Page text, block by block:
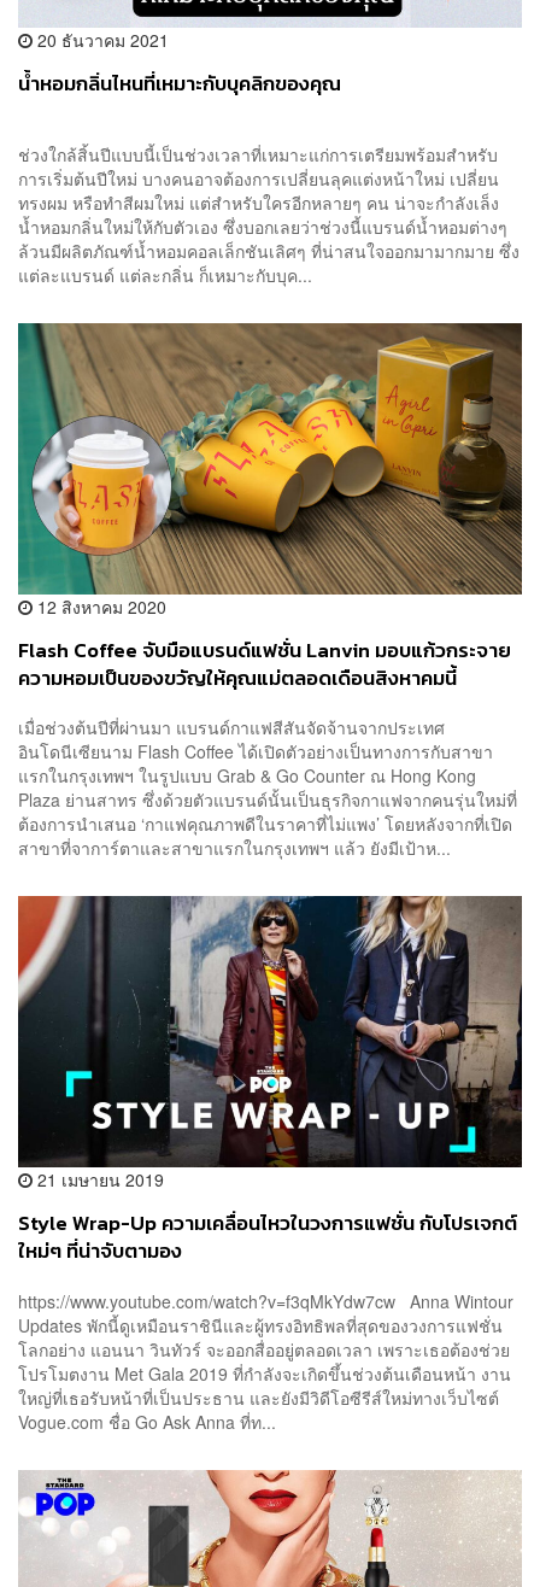
20 ธันวาคม 2021
น้ำหอมกลิ่นไหนที่เหมาะกับบุคลิกของคุณ
ช่วงใกล้สิ้นปีแบบนี้เป็นช่วงเวลาที่เหมาะแก่การเตรียมพร้อมสำหรับ
การเริ่มต้นปีใหม่ บางคนอาจต้องการเปลี่ยนลุคแต่งหน้าใหม่ เปลี่ยน
ทรงผม หรือทำสีผมใหม่ แต่สำหรับใครอีกหลายๆ คน น่าจะกำลังเล็ง
น้ำหอมกลิ่นใหม่ให้กับตัวเอง ซึ่งบอกเลยว่าช่วงนี้แบรนด์น้ำหอมต่างๆ
ล้วนมีผลิตภัณฑ์น้ำหอมคอลเล็กชันเลิศๆ ที่น่าสนใจออกมามากมาย ซึ่ง
แต่ละแบรนด์ แต่ละกลิ่น ก็เหมาะกับบุค...
12 สิงหาคม 2020
Flash Coffee จับมือแบรนด์แฟชั่น Lanvin มอบแก้วกระจาย
ความหอมเป็นของขวัญให้คุณแม่ตลอดเดือนสิงหาคมนี้
เมื่อช่วงต้นปีที่ผ่านมา แบรนด์กาแฟสีสันจัดจ้านจากประเทศ
อินโดนีเซียนาม Flash Coffee ได้เปิดตัวอย่างเป็นทางการกับสาขา
แรกในกรุงเทพฯ ในรูปแบบ Grab & Go Counter ณ Hong Kong
Plaza ย่านสาทร ซึ่งด้วยตัวแบรนด์นั้นเป็นธุรกิจกาแฟจากคนรุ่นใหม่ที่
ต้องการนำเสนอ ‘กาแฟคุณภาพดีในราคาที่ไม่แพง’ โดยหลังจากที่เปิด
สาขาที่จาการ์ตาและสาขาแรกในกรุงเทพฯ แล้ว ยังมีเป้าห...
21 เมษายน 2019
Style Wrap-Up ความเคลื่อนไหวในวงการแฟชั่น กับโปรเจกต์
ใหม่ๆ ที่น่าจับตามอง
https://www.youtube.com/watch?v=f3qMkYdw7cw Anna Wintour
Updates พักนี้ดูเหมือนราชินีและผู้ทรงอิทธิพลที่สุดของวงการแฟชั่น
โลกอย่าง แอนนา วินทัวร์ จะออกสื่ออยู่ตลอดเวลา เพราะเธอต้องช่วย
โปรโมตงาน Met Gala 2019 ที่กำลังจะเกิดขึ้นช่วงต้นเดือนหน้า งาน
ใหญ่ที่เธอรับหน้าที่เป็นประธาน และยังมีวิดีโอซีรีส์ใหม่ทางเว็บไซต์
Vogue.com ชื่อ Go Ask Anna ที่ท...